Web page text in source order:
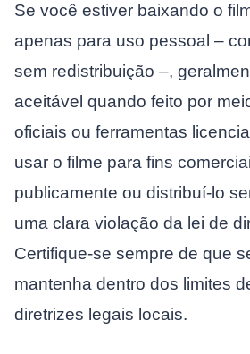
Se você estiver baixando o
apenas para uso pessoal –
sem redistribuição –,
aceitável quando feito por
oficiais ou ferramentas
usar o filme para fins
publicamente ou distribuí-lo
uma clara violação da lei de
Certifique-se sempre de que
mantenha dentro dos limites
diretrizes legais locais.